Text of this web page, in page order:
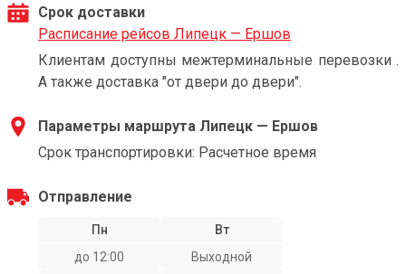
Срок доставки
Расписание рейсов Липецк — Ершов
Клиентам доступны межтерминальные перевозки .
А также доставка "от двери до двери".
Параметры маршрута Липецк — Ершов
Срок транспортировки: Расчетное время
Отправление
Пн
до 12:00
Вт
Выходной